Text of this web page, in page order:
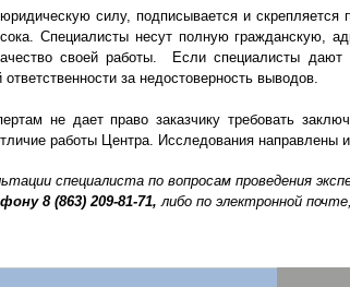
силу, подписывается и скрепляется
Специалисты несут полную гражданскую,
своей работы. Если специалисты
за недостоверность выводов.
не дает право заказчику требовать
работы Центра. Исследования направлены
специалиста по вопросам проведения
8 (863) 209-81-71, либо по электронной